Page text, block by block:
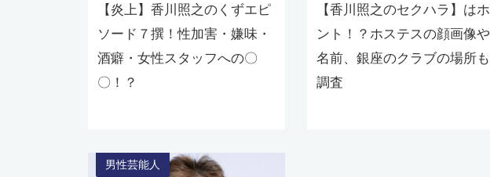
【炎上】香川照之のくずエピ
ソード７撰！性加害・嫌味・
酒癖・女性スタッフへの〇
〇！？
【香川照之のセクハラ】はホ
ント！？ホステスの顔画像や
名前、銀座のクラブの場所も
調査
男性芸能人